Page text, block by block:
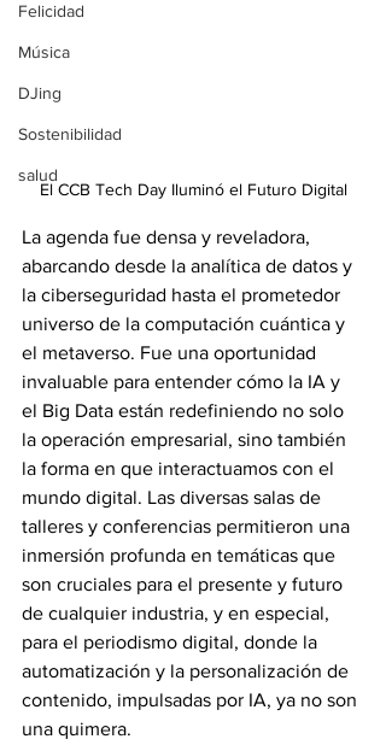
Felicidad
Música
DJing
Sostenibilidad
salud
El CCB Tech Day Iluminó el Futuro Digital
La agenda fue densa y reveladora,
abarcando desde la analítica de datos y
la ciberseguridad hasta el prometedor
universo de la computación cuántica y
el metaverso. Fue una oportunidad
invaluable para entender cómo la IA y
el Big Data están redefiniendo no solo
la operación empresarial, sino también
la forma en que interactuamos con el
mundo digital. Las diversas salas de
talleres y conferencias permitieron una
inmersión profunda en temáticas que
son cruciales para el presente y futuro
de cualquier industria, y en especial,
para el periodismo digital, donde la
automatización y la personalización de
contenido, impulsadas por IA, ya no son
una quimera.